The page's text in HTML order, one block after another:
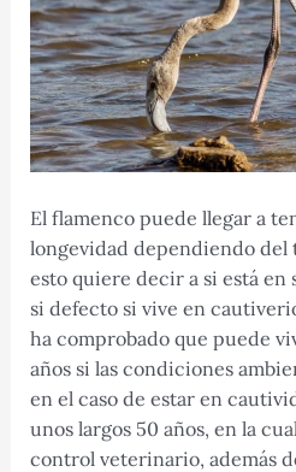
El flamenco puede llegar a
longevidad dependiendo del
esto quiere decir a si está en
si defecto si vive en
ha comprobado que puede
años si las condiciones
en el caso de estar en
unos largos 50 años, en la
control veterinario, además